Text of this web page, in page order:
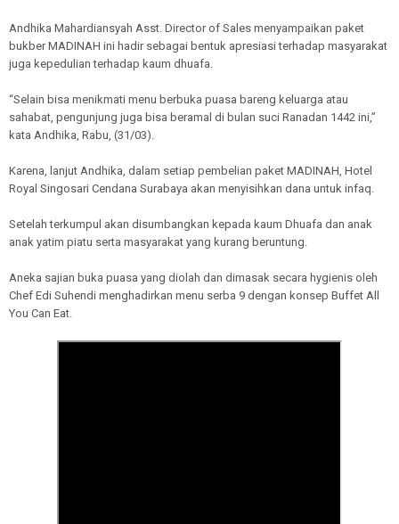
Andhika Mahardiansyah Asst. Director of Sales menyampaikan paket
bukber MADINAH ini hadir sebagai bentuk apresiasi terhadap masyarakat
juga kepedulian terhadap kaum dhuafa.
“Selain bisa menikmati menu berbuka puasa bareng keluarga atau
sahabat, pengunjung juga bisa beramal di bulan suci Ranadan 1442 ini,”
kata Andhika, Rabu, (31/03).
Karena, lanjut Andhika, dalam setiap pembelian paket MADINAH, Hotel
Royal Singosari Cendana Surabaya akan menyisihkan dana untuk infaq.
Setelah terkumpul akan disumbangkan kepada kaum Dhuafa dan anak
anak yatim piatu serta masyarakat yang kurang beruntung.
Aneka sajian buka puasa yang diolah dan dimasak secara hygienis oleh
Chef Edi Suhendi menghadirkan menu serba 9 dengan konsep Buffet All
You Can Eat.